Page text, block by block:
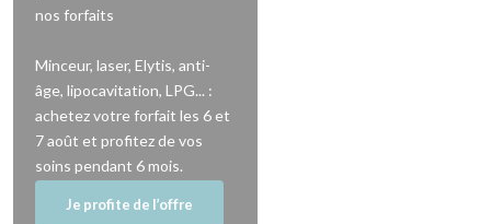
nos forfaits
Minceur, laser, Elytis, anti-
âge, lipocavitation, LPG... :
achetez votre forfait les 6 et
7 août et profitez de vos
soins pendant 6 mois.
Je profite de l’offre